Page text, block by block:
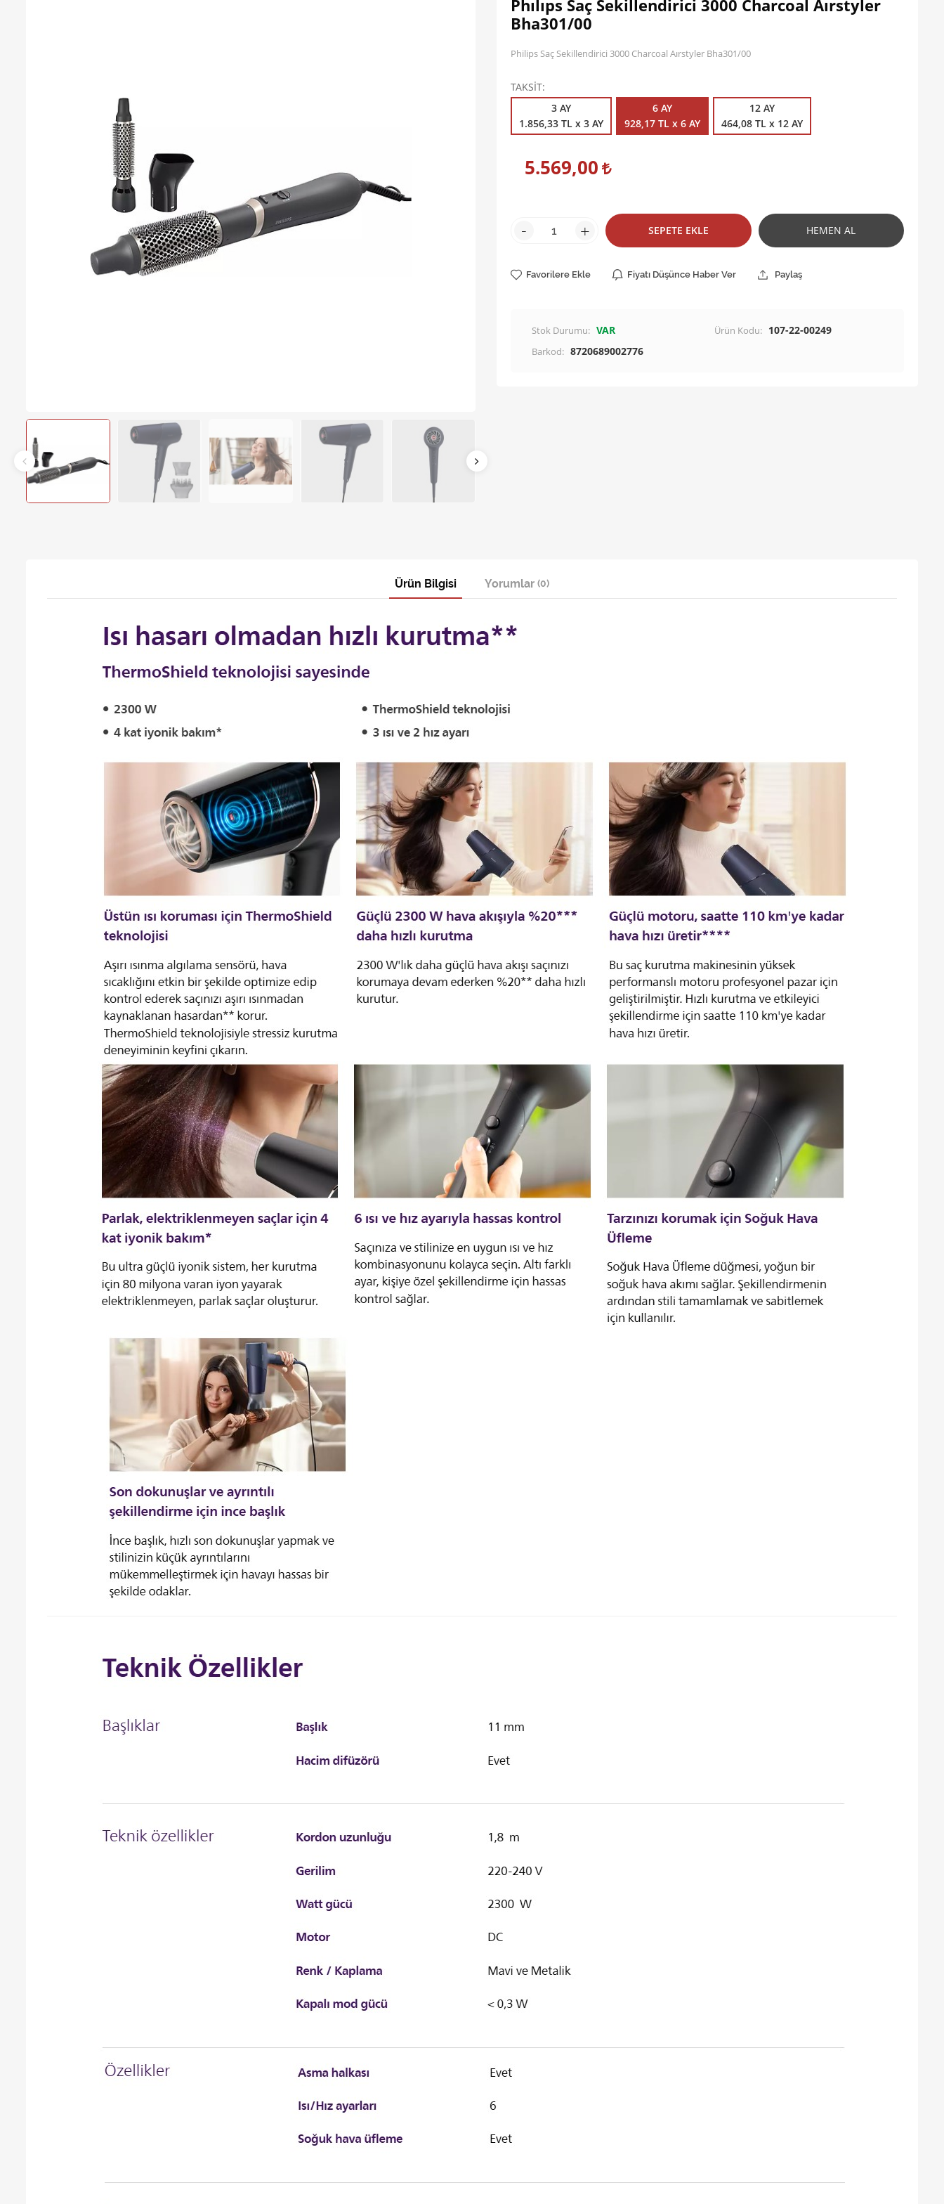
Phılıps Saç Sekillendirici 3000 Charcoal Aırstyler
Bha301/00
Philips Saç Sekillendirici 3000 Charcoal Aırstyler Bha301/00
TAKSİT
3 AY
1.856,33 TL x 3 AY
6 AY
928,17 TL x 6 AY
12 AY
464,08 TL x 12 AY
5.569,00
- + SEPETE EKLE HEMEN AL
Favorilere Ekle Fiyatı Düşünce Haber Ver Paylaş
Stok Durumu: VAR Ürün Kodu: 107-22-00249
Barkod: 8720689002776
Ürün Bilgisi Yorumlar (0)